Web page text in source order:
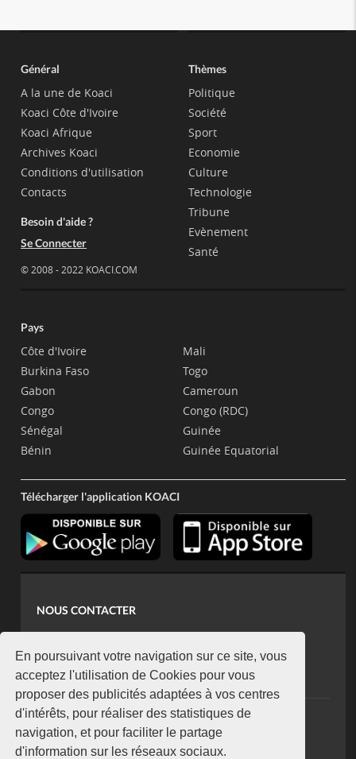
En poursuivant votre navigation sur ce site, vous
acceptez l'utilisation de Cookies pour vous
proposer des publicités adaptées à vos centres
d'intérêts, pour réaliser des statistiques de
navigation, et pour faciliter le partage
d'information sur les réseaux sociaux.
Général
A la une de Koaci
Koaci Côte d'Ivoire
Koaci Afrique
Archives Koaci
Conditions d'utilisation
Contacts
Besoin d'aide ?
Se Connecter
© 2008 - 2022 KOACI.COM
Thèmes
Politique
Société
Sport
Economie
Culture
Technologie
Tribune
Evènement
Santé
Pays
Côte d'Ivoire
Burkina Faso
Gabon
Congo
Sénégal
Bénin
Mali
Togo
Cameroun
Congo (RDC)
Guinée
Guinée Equatorial
Télécharger l'application KOACI
NOUS CONTACTER
koaci@yahoo.fr
+225 07 08 85 52 93
NEWSLETTER
Restez connecté via notre newsletter